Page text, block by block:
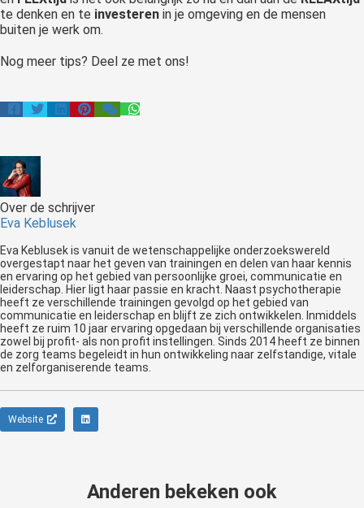
te denken en te investeren in je omgeving en de mensen
buiten je werk om.
Nog meer tips? Deel ze met ons!
Over de schrijver
Eva Keblusek
Eva Keblusek is vanuit de wetenschappelijke onderzoekswereld
overgestapt naar het geven van trainingen en delen van haar kennis
en ervaring op het gebied van persoonlijke groei, communicatie en
leiderschap. Hier ligt haar passie en kracht. Naast psychotherapie
heeft ze verschillende trainingen gevolgd op het gebied van
communicatie en leiderschap en blijft ze zich ontwikkelen. Inmiddels
heeft ze ruim 10 jaar ervaring opgedaan bij verschillende organisaties
zowel bij profit- als non profit instellingen. Sinds 2014 heeft ze binnen
de zorg teams begeleidt in hun ontwikkeling naar zelfstandige, vitale
en zelforganiserende teams.
Website
Anderen bekeken ook